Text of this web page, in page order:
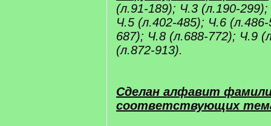
(л.91-189); Ч.3 (л.190-
Ч.5 (л.402-485); Ч.6
687); Ч.8 (л.688-772); Ч.9
(л.872-913).
Сделан алфавит
соответствующих